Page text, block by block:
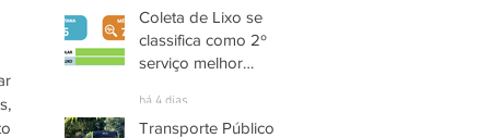
Coleta de Lixo se
classifica como 2º
serviço melhor
de Parnaíba
há 4 dias
Transporte Público